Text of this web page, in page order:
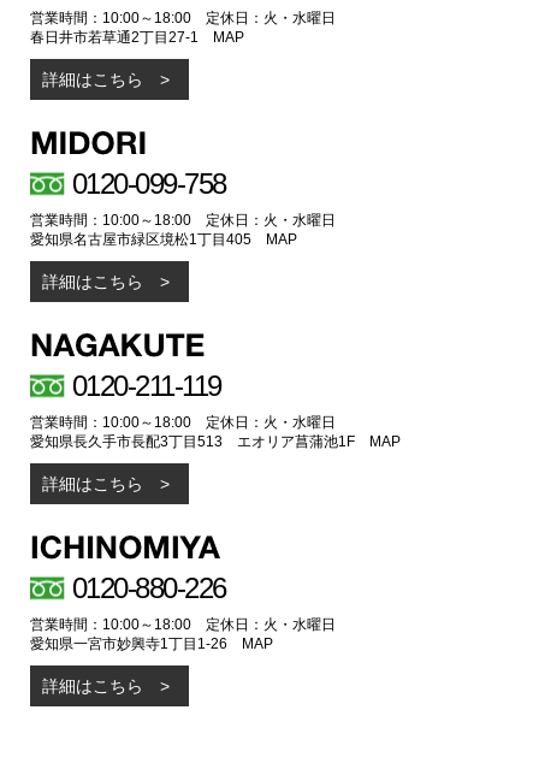
営業時間：10:00～18:00 定休日：火・水曜日
春日井市若草通2丁目27-1
MAP
詳細はこちら
0120-099-758
営業時間：10:00～18:00 定休日：火・水曜日
愛知県名古屋市緑区境松1丁目405
MAP
詳細はこちら
0120-211-119
営業時間：10:00～18:00 定休日：火・水曜日
愛知県長久手市長配3丁目513 エオリア菖蒲池1F
MAP
詳細はこちら
0120-880-226
営業時間：10:00～18:00 定休日：火・水曜日
愛知県一宮市妙興寺1丁目1-26
MAP
詳細はこちら